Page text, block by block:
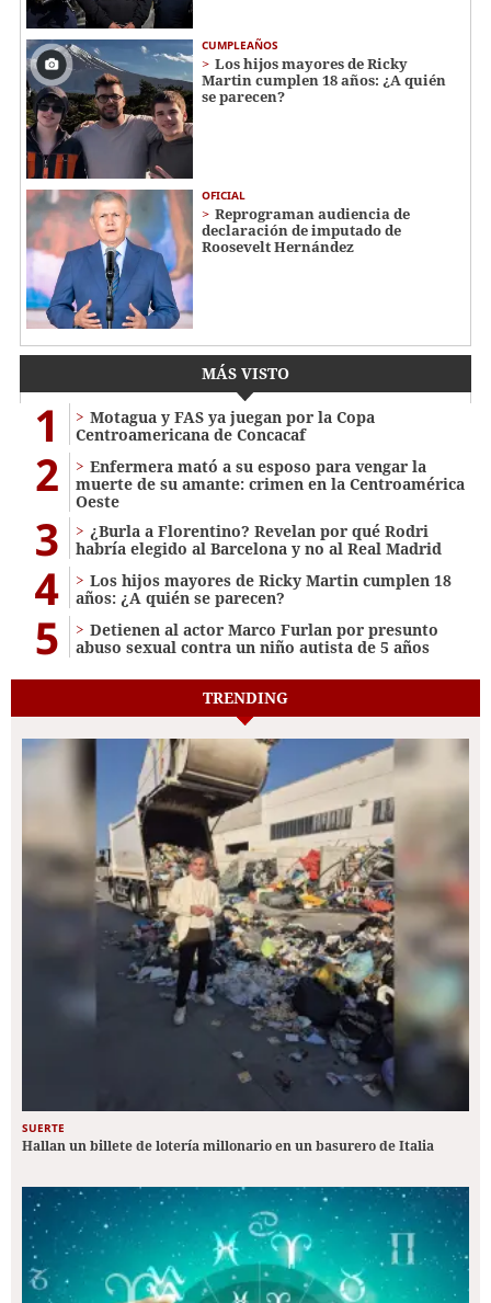
CUMPLEAÑOS
Los hijos mayores de Ricky
Martin cumplen 18 años: ¿A quién
se parecen?
OFICIAL
Reprograman audiencia de
declaración de imputado de
Roosevelt Hernández
MÁS VISTO
1
Motagua y FAS ya juegan por la Copa
Centroamericana de Concacaf
2
Enfermera mató a su esposo para vengar la
muerte de su amante: crimen en la Centroamérica
Oeste
3
¿Burla a Florentino? Revelan por qué Rodri
habría elegido al Barcelona y no al Real Madrid
4
Los hijos mayores de Ricky Martin cumplen 18
años: ¿A quién se parecen?
5
Detienen al actor Marco Furlan por presunto
abuso sexual contra un niño autista de 5 años
TRENDING
SUERTE
Hallan un billete de lotería millonario en un basurero de Italia